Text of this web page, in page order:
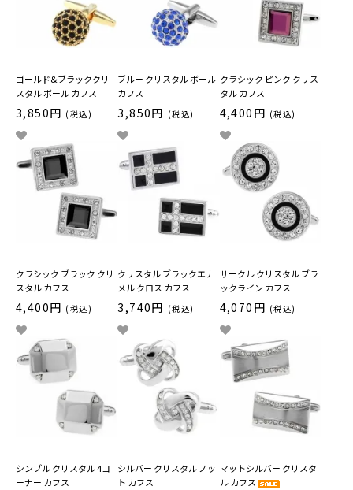
ゴールド&ブラッククリ
スタル ボール カフス
3,850円 (税込)
ブルー クリスタル ボール
カフス
3,850円 (税込)
クラシック ピンク クリス
タル カフス
4,400円 (税込)
クラシック ブラック クリ
スタル カフス
4,400円 (税込)
クリスタル ブラックエナ
メル クロス カフス
3,740円 (税込)
サークル クリスタル ブラ
ックライン カフス
4,070円 (税込)
シンプル クリスタル 4コ
ーナー カフス
シルバー クリスタル ノッ
ト カフス
マットシルバー クリスタ
ル カフス